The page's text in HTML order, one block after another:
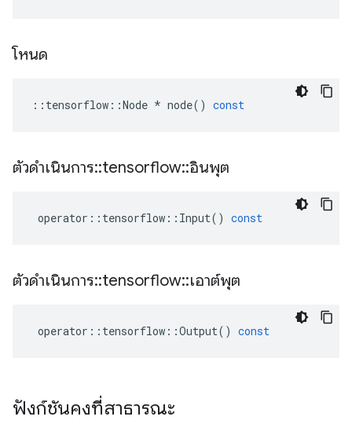
โหนด
:: tensorflow ::Node * node() const
ตัวดำเนินการ::tensorflow::อินพุต
operator :: tensorflow :: Input() const
ตัวดำเนินการ::tensorflow::เอาต์พุต
operator :: tensorflow ::Output() const
ฟังก์ชันคงที่สาธารณะ